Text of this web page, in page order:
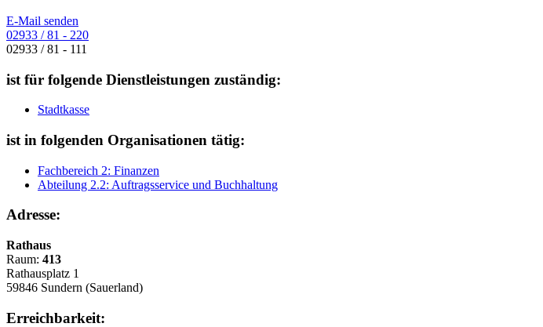
E-Mail senden
02933 / 81 - 220
02933 / 81 - 111
ist für folgende Dienstleistungen zuständig:
Stadtkasse
ist in folgenden Organisationen tätig:
Fachbereich 2: Finanzen
Abteilung 2.2: Auftragsservice und Buchhaltung
Adresse:
Rathaus
Raum: 413
Rathausplatz 1
59846 Sundern (Sauerland)
Erreichbarkeit: